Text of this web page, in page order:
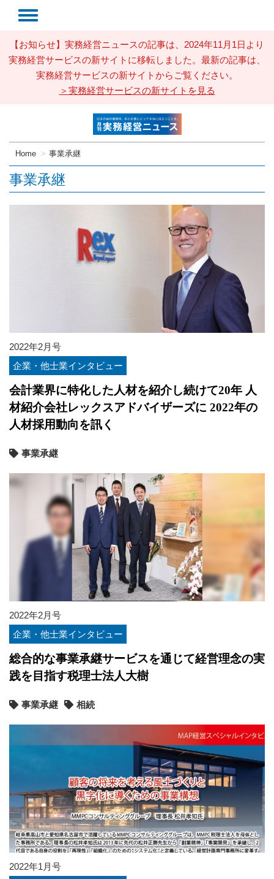
【お知らせ】実務経営ニュースの記事は、2024年11月1日より
実務経営サービスの新サイトに移転しました。最新の記事は、
実務経営サービスの新サイトからご覧ください。
＞実務経営サービスの新サイトを見る
Home 事業承継
事業承継
2022年2月号
企業・他士業インタビュー
会計業界に特化した人材を紹介し続けて20年 人
材紹介会社レックスアドバイザーズに 2022年の
人材採用動向を訊く
事業承継
2022年2月号
企業・他士業インタビュー
総合的な事業承継サービスを通じて経営理念の実
践を目指す税理士法人大樹
事業承継 相続
2022年1月号